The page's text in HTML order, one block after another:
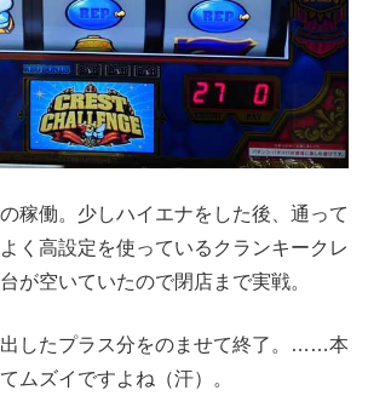
稼働。少しハイエナをした後、通って
く高設定を使っているクランキークレ
が空いていたので閉店まで実戦。
したプラス分をのませて終了。……本
ムズイですよね（汗）。